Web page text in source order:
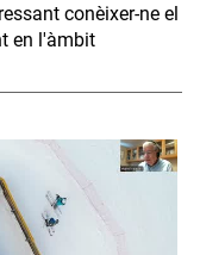
conèixer-ne el
en l'àmbit